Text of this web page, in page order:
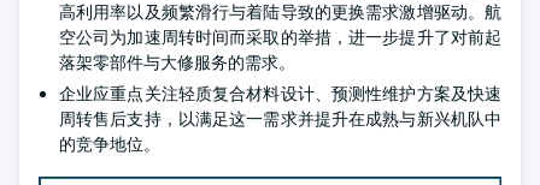
高利用率以及频繁滑行与着陆导致的更换需求激增驱动。航
空公司为加速周转时间而采取的举措，进一步提升了对前起
落架零部件与大修服务的需求。
企业应重点关注轻质复合材料设计、预测性维护方案及快速
周转售后支持，以满足这一需求并提升在成熟与新兴机队中
的竞争地位。